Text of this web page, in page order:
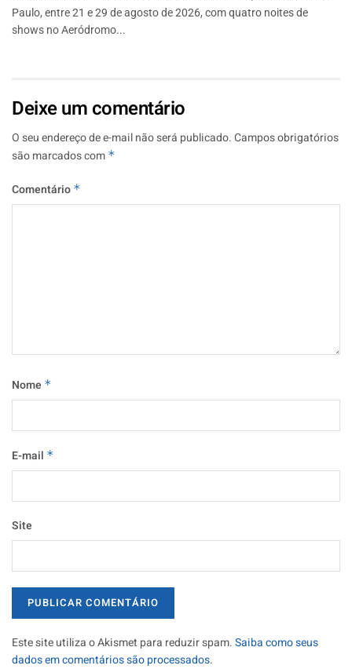
Paulo, entre 21 e 29 de agosto de 2026, com quatro noites de
shows no Aeródromo...
Deixe um comentário
O seu endereço de e-mail não será publicado.Campos obrigatórios
são marcados com *
Comentário *
Nome *
E-mail *
Site
Este site utiliza o Akismet para reduzir spam.Saiba como seus
dados em comentários são processados.